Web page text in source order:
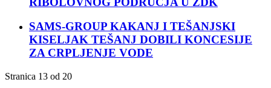
SAMS-GROUP KAKANJ I TEŠANJSKI
KISELJAK TEŠANJ DOBILI KONCESIJE
ZA CRPLJENJE VODE
Stranica 13 od 20